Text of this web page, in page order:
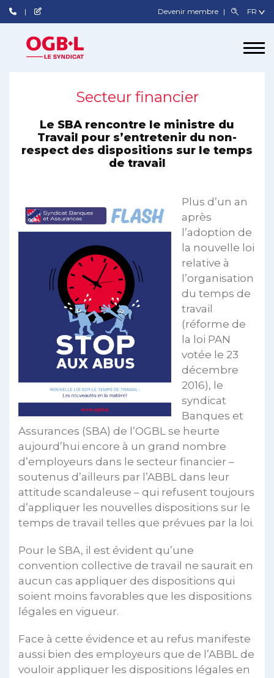
Devenir membre
Secteur financier
Le SBA rencontre le ministre du
Travail pour s’entretenir du non-
respect des dispositions sur le temps
de travail
Plus d’un an
après
l’adoption de
la nouvelle loi
relative à
l’organisation
du temps de
travail
(réforme de
la loi PAN
votée le 23
décembre
2016), le
syndicat
Banques et
Assurances (SBA) de l’OGBL se heurte
aujourd’hui encore à un grand nombre
d’employeurs dans le secteur financier –
soutenus d’ailleurs par l’ABBL dans leur
attitude scandaleuse – qui refusent toujours
d’appliquer les nouvelles dispositions sur le
temps de travail telles que prévues par la loi.
Pour le SBA, il est évident qu’une
convention collective de travail ne saurait en
aucun cas appliquer des dispositions qui
soient moins favorables que les dispositions
légales en vigueur.
Face à cette évidence et au refus manifeste
aussi bien des employeurs que de l’ABBL de
vouloir appliquer les dispositions légales en